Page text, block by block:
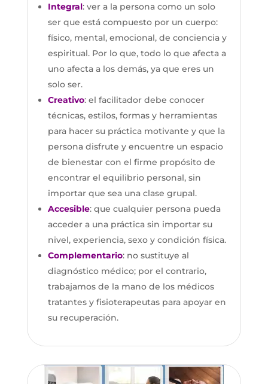
Integral: ver a la persona como un solo
ser que está compuesto por un cuerpo:
físico, mental, emocional, de conciencia y
espiritual. Por lo que, todo lo que afecta a
uno afecta a los demás, ya que eres un
solo ser.
Creativo: el facilitador debe conocer
técnicas, estilos, formas y herramientas
para hacer su práctica motivante y que la
persona disfrute y encuentre un espacio
de bienestar con el firme propósito de
encontrar el equilibrio personal, sin
importar que sea una clase grupal.
Accesible: que cualquier persona pueda
acceder a una práctica sin importar su
nivel, experiencia, sexo y condición física.
Complementario: no sustituye al
diagnóstico médico; por el contrario,
trabajamos de la mano de los médicos
tratantes y fisioterapeutas para apoyar en
su recuperación.